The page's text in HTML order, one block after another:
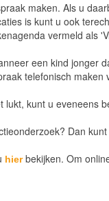
maken. Als u
is kunt u ook
vermeld als
een kind jonger
telefonisch maken
kunt u eveneens
Dan
hierbekijken. Om